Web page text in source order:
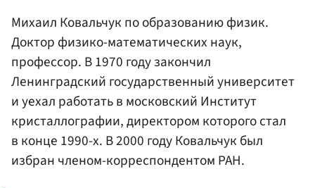
Михаил Ковальчук по образованию физик.
Доктор физико-математических наук,
профессор. В 1970 году закончил
Ленинградский государственный университет
и уехал работать в московский Институт
кристаллографии, директором которого стал
в конце 1990-х. В 2000 году Ковальчук был
избран членом-корреспондентом РАН.